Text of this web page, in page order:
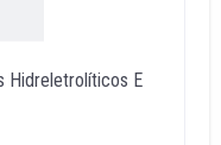
Hidreletrolíticos E